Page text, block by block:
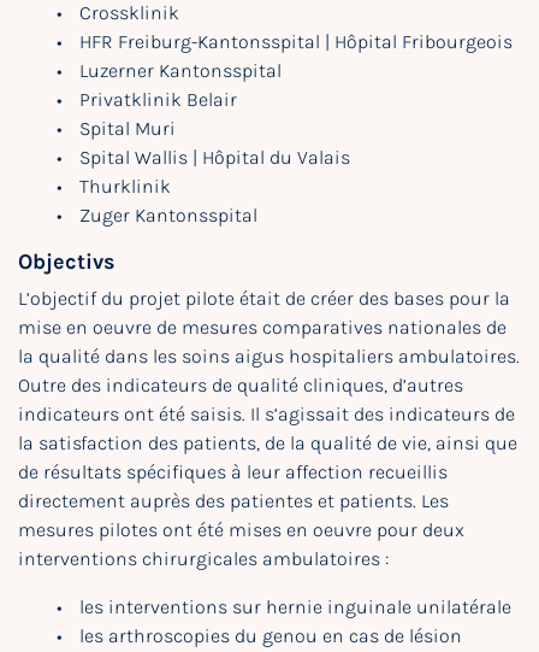
Crossklinik
HFR Freiburg-Kantonsspital | Hôpital Fribourgeois
Luzerner Kantonsspital
Privatklinik Belair
Spital Muri
Spital Wallis | Hôpital du Valais
Thurklinik
Zuger Kantonsspital
Objectivs
L’objectif du projet pilote était de créer des bases pour la
mise en oeuvre de mesures comparatives nationales de
la qualité dans les soins aigus hospitaliers ambulatoires.
Outre des indicateurs de qualité cliniques, d’autres
indicateurs ont été saisis. Il s’agissait des indicateurs de
la satisfaction des patients, de la qualité de vie, ainsi que
de résultats spécifiques à leur affection recueillis
directement auprès des patientes et patients. Les
mesures pilotes ont été mises en oeuvre pour deux
interventions chirurgicales ambulatoires :
les interventions sur hernie inguinale unilatérale
les arthroscopies du genou en cas de lésion